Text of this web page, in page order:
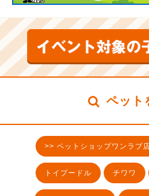
ペット
>> ペットショップワンラブ
トイプードル チワワ